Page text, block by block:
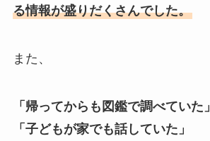
る情報が盛りだくさんでした。
また、
「帰ってからも図鑑で調べていた」
「子どもが家でも話していた」